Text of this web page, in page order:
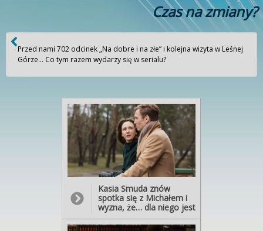
Czas na zmiany?
Przed nami 702 odcinek „Na dobre i na złe” i kolejna wizyta w Leśnej
Górze… Co tym razem wydarzy się w serialu?
Kasia Smuda znów
spotka się z Michałem i
wyzna, że… dla niego jest
gotowa zerwać
zaręczyny! Młody lekarz